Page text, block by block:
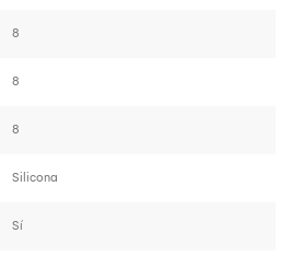
8
8
8
Silicona
Sí